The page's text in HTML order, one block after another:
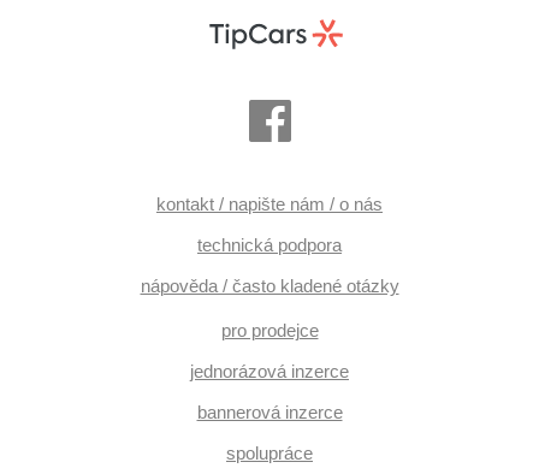
kontakt / napište nám / o nás
technická podpora
nápověda / často kladené otázky
pro prodejce
jednorázová inzerce
bannerová inzerce
spolupráce